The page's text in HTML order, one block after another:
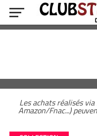
Les achats réalisés
Amazon/Fnac...)